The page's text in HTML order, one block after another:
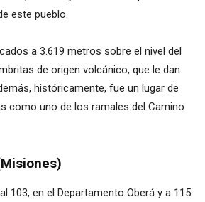
este pueblo.
a 3.619 metros sobre el nivel del
de origen volcánico, que le dan
históricamente, fue un lugar de
como uno de los ramales del Camino
103, en el Departamento Oberá y a 115